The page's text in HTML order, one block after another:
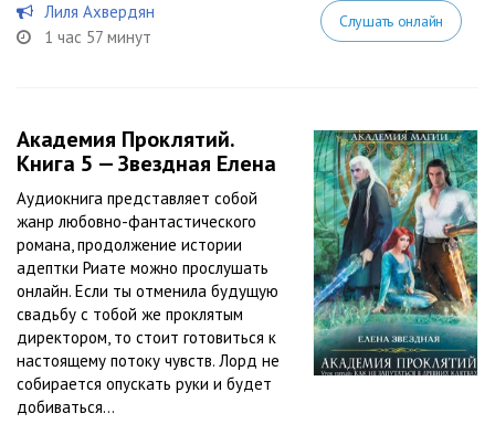
Лиля Ахвердян
1 час 57 минут
Слушать онлайн
Академия Проклятий.
Книга 5 — Звездная Елена
Аудиокнига представляет собой
жанр любовно-фантастического
романа, продолжение истории
адептки Риате можно прослушать
онлайн. Если ты отменила будущую
свадьбу с тобой же проклятым
директором, то стоит готовиться к
настоящему потоку чувств. Лорд не
собирается опускать руки и будет
добиваться...